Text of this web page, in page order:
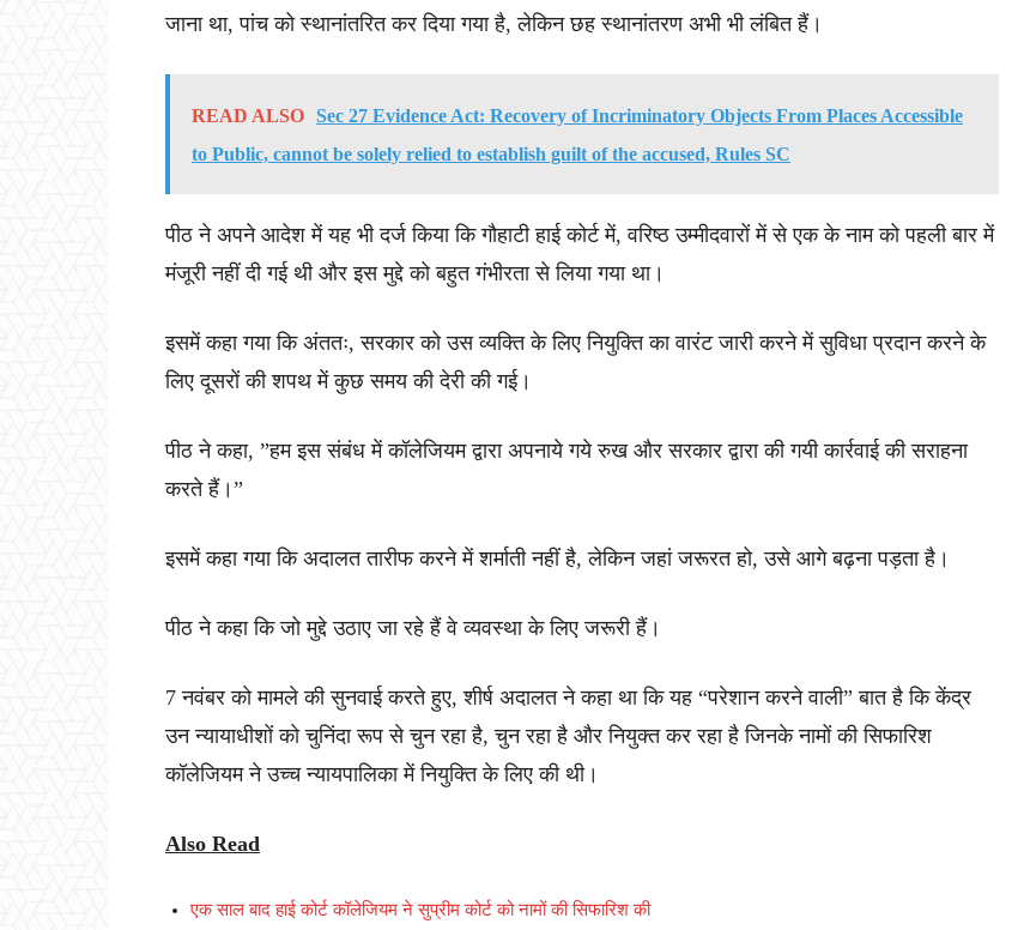
जाना था, पांच को स्थानांतरित कर दिया गया है, लेकिन छह स्थानांतरण अभी भी लंबित हैं।
READ ALSO Sec 27 Evidence Act: Recovery of Incriminatory Objects From Places Accessible
to Public, cannot be solely relied to establish guilt of the accused, Rules SC
पीठ ने अपने आदेश में यह भी दर्ज किया कि गौहाटी हाई कोर्ट में, वरिष्ठ उम्मीदवारों में से एक के नाम को पहली बार में
मंजूरी नहीं दी गई थी और इस मुद्दे को बहुत गंभीरता से लिया गया था।
इसमें कहा गया कि अंततः, सरकार को उस व्यक्ति के लिए नियुक्ति का वारंट जारी करने में सुविधा प्रदान करने के
लिए दूसरों की शपथ में कुछ समय की देरी की गई।
पीठ ने कहा, ”हम इस संबंध में कॉलेजियम द्वारा अपनाये गये रुख और सरकार द्वारा की गयी कार्रवाई की सराहना
करते हैं।”
इसमें कहा गया कि अदालत तारीफ करने में शर्माती नहीं है, लेकिन जहां जरूरत हो, उसे आगे बढ़ना पड़ता है।
पीठ ने कहा कि जो मुद्दे उठाए जा रहे हैं वे व्यवस्था के लिए जरूरी हैं।
7 नवंबर को मामले की सुनवाई करते हुए, शीर्ष अदालत ने कहा था कि यह “परेशान करने वाली” बात है कि केंद्र
उन न्यायाधीशों को चुनिंदा रूप से चुन रहा है, चुन रहा है और नियुक्त कर रहा है जिनके नामों की सिफारिश
कॉलेजियम ने उच्च न्यायपालिका में नियुक्ति के लिए की थी।
Also Read
एक साल बाद हाई कोर्ट कॉलेजियम ने सुप्रीम कोर्ट को नामों की सिफारिश की